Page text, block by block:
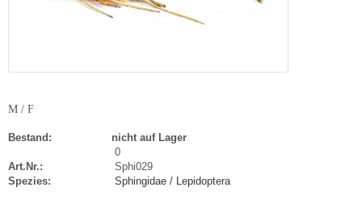
M / F
Bestand:
nicht auf Lager
0
Art.Nr.:
Sphi029
Spezies:
Sphingidae / Lepidoptera